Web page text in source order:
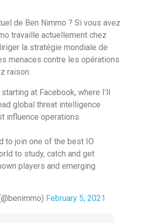
de Ben Nimmo ? Si vous avez
travaille actuellement chez
la stratégie mondiale de
menaces contre les opérations
raison.
at Facebook, where I’ll
global threat intelligence
influence operations.
to join one of the best IO
to study, catch and get
players and emerging
February 5, 2021